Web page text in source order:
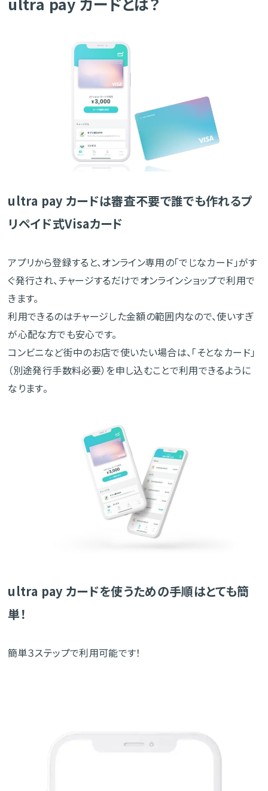
ultra pay カードは審査不要で誰でも作れるプ
リペイド式Visaカード
アプリから登録すると、オンライン専用の「でじなカード」がす
ぐ発行され、チャージするだけでオンラインショップで利用で
きます。
利用できるのはチャージした金額の範囲内なので、使いすぎ
が心配な方でも安心です。
コンビニなど街中のお店で使いたい場合は、「そとなカード」
（別途発行手数料必要）を申し込むことで利用できるように
なります。
ultra pay カードを使うための手順はとても簡
単！
簡単３ステップで利用可能です！